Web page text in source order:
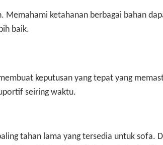
Memahami ketahanan berbagai bahan
baik.
keputusan yang tepat yang
seiring waktu.
tahan lama yang tersedia untuk sofa.